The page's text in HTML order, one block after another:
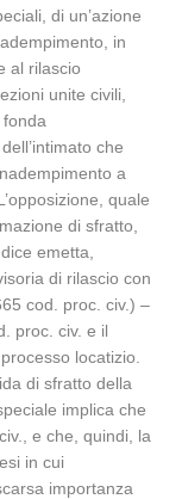
di un’azione
in
al rilascio
unite civili,
che
a
quale
di sfratto,
emetta,
di rilascio con
cod. proc. civ.) –
proc. civ. e il
locatizio.
di sfratto della
implica che
e che, quindi, la
in cui
importanza